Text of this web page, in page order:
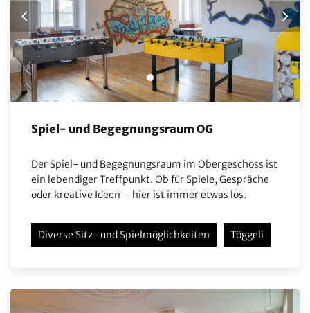
Spiel- und Begegnungsraum OG
Der Spiel- und Begegnungsraum im Obergeschoss ist
ein lebendiger Treffpunkt. Ob für Spiele, Gespräche
oder kreative Ideen – hier ist immer etwas los.
Diverse Sitz- und Spielmöglichkeiten Töggeli